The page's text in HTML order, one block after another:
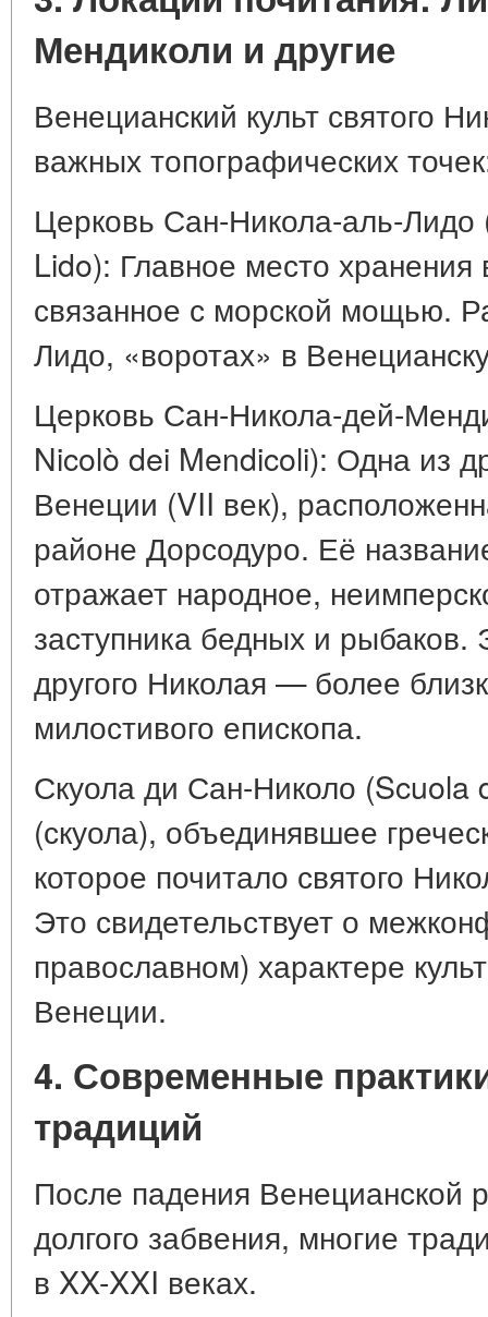
Мендиколи и другие
Венецианский культ святого
важных топографических
Церковь Сан-Никола-аль-
Lido): Главное место
связанное с морской мощью.
Лидо, «воротах» в
Церковь Сан-Никола-дей-
Nicolò dei Mendicoli): Одна из
Венеции (VII век),
районе Дорсодуро. Её
отражает народное,
заступника бедных и рыбаков.
другого Николая — более
милостивого епископа.
Скуола ди Сан-Николо (Scuola
(скуола), объединявшее
которое почитало святого
Это свидетельствует о
православном) характере
Венеции.
4. Современные
традиций
После падения Венецианской
долгого забвения, многие
в XX-XXI веках.